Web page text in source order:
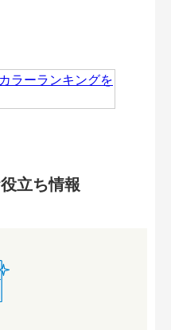
立ち情報